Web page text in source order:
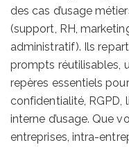
des cas d’usage
(support, RH,
administratif). Ils
prompts réutilisables,
repères essentiels
confidentialité, RGPD,
interne d’usage. Que
entreprises, intra-